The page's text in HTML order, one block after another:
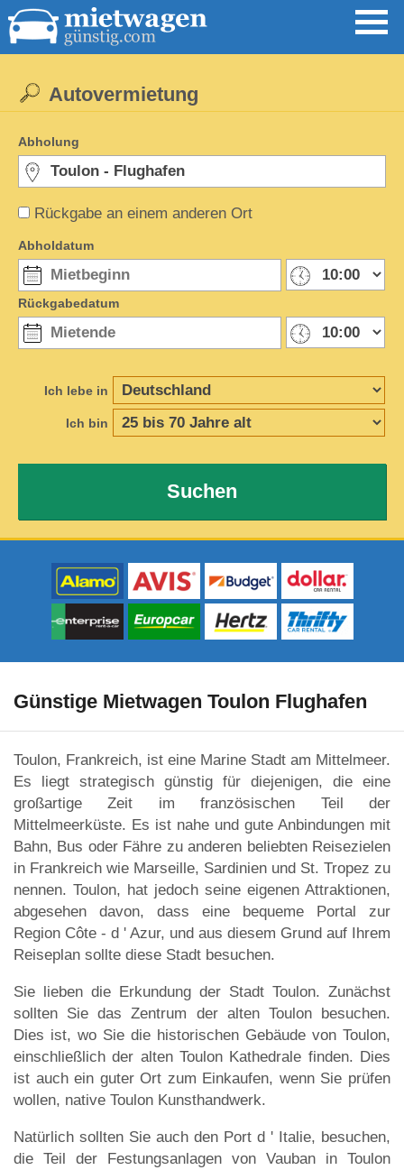
Rückgabe an einem anderen Ort
Autovermietung
Abholung
Abholdatum
Rückgabedatum
Ich lebe in
Ich bin
Suchen
Günstige Mietwagen Toulon Flughafen
Toulon, Frankreich, ist eine Marine Stadt am Mittelmeer.
Es liegt strategisch günstig für diejenigen, die eine
großartige Zeit im französischen Teil der
Mittelmeerküste. Es ist nahe und gute Anbindungen mit
Bahn, Bus oder Fähre zu anderen beliebten Reisezielen
in Frankreich wie Marseille, Sardinien und St. Tropez zu
nennen. Toulon, hat jedoch seine eigenen Attraktionen,
abgesehen davon, dass eine bequeme Portal zur
Region Côte - d ' Azur, und aus diesem Grund auf Ihrem
Reiseplan sollte diese Stadt besuchen.
Sie lieben die Erkundung der Stadt Toulon. Zunächst
sollten Sie das Zentrum der alten Toulon besuchen.
Dies ist, wo Sie die historischen Gebäude von Toulon,
einschließlich der alten Toulon Kathedrale finden. Dies
ist auch ein guter Ort zum Einkaufen, wenn Sie prüfen
wollen, native Toulon Kunsthandwerk.
Natürlich sollten Sie auch den Port d ' Italie, besuchen,
die Teil der Festungsanlagen von Vauban in Toulon